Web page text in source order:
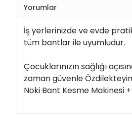
Yorumlar
İş yerlerinizde ve evde
tüm bantlar ile uyumludur.
Çocuklarınızın sağlığı
zaman güvenle
Noki Bant Kesme Makinesi